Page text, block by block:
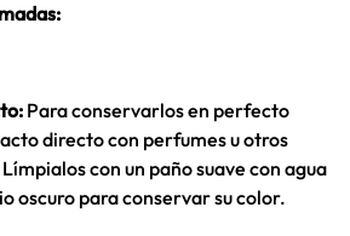
Para conservarlos en perfecto
directo con perfumes u otros
con un paño suave con agua
oscuro para conservar su color.